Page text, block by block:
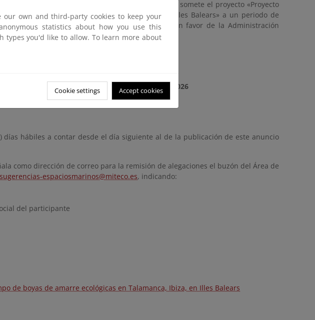
se aprueba el Reglamento General de Costas, se somete el proyecto «Proyecto
de amarre ecológicas en Talamanca, Ibiza, en Illes Balears» a un periodo de
reserva de dominio público marítimo-terrestre en favor de la Administración
previstas.
February 18, 2026 until Wednesday, March 18, 2026
hábiles a contar desde el día siguiente al de la publicación de este anuncio
como dirección de correo para la remisión de alegaciones el buzón del Área de
espaciosmarinos@miteco.es, indicando:
del participante
de boyas de amarre ecológicas en Talamanca, Ibiza, en Illes Balears
our own and third-party cookies to keep your
statistics about how you use this
types you'd like to allow. To learn more about
Cookie settings Accept cookies